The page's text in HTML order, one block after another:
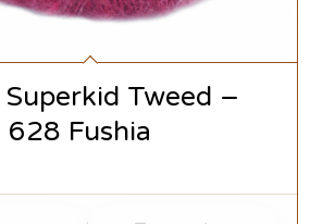
Tweed –
628 Fushia